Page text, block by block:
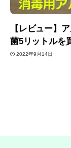
【レビュー】
菌5リットルを
2022年9月14日